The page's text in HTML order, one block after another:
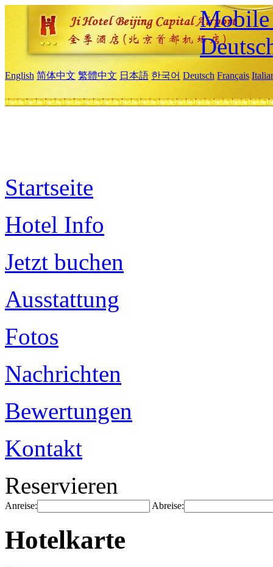
Mobile
English 简体中文 繁體中文 日本語 한국어 Deutsch Français
Startseite
Hotel Info
Jetzt buchen
Ausstattung
Fotos
Nachrichten
Bewertungen
Kontakt
Reservieren
Anreise: Abreise:
Hotelkarte